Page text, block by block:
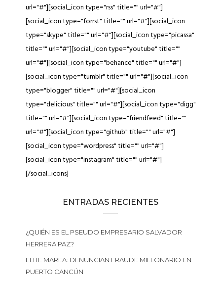
url="#"][social_icon type="rss" title="" url="#"]
[social_icon type="forrst" title="" url="#"][social_icon
type="skype" title="" url="#"][social_icon type="picassa"
title="" url="#"][social_icon type="youtube" title=""
url="#"][social_icon type="behance" title="" url="#"]
[social_icon type="tumblr" title="" url="#"][social_icon
type="blogger" title="" url="#"][social_icon
type="delicious" title="" url="#"][social_icon type="digg"
title="" url="#"][social_icon type="friendfeed" title=""
url="#"][social_icon type="github" title="" url="#"]
[social_icon type="wordpress" title="" url="#"]
[social_icon type="instagram" title="" url="#"]
[/social_icons]
ENTRADAS RECIENTES
¿QUIÉN ES EL PSEUDO EMPRESARIO SALVADOR
HERRERA PAZ?
ELITE MAREA: DENUNCIAN FRAUDE MILLONARIO EN
PUERTO CANCÚN